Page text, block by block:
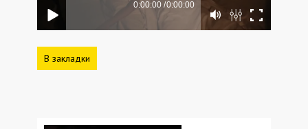
В закладки